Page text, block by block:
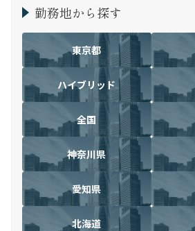
勤務地から探す
東京都
ハイブリッド
全国
神奈川県
愛知県
北海道